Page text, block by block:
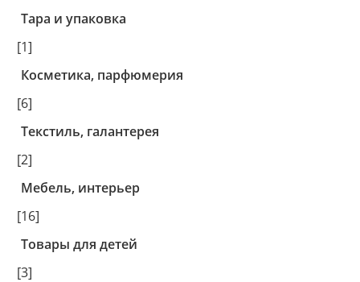
Тара и упаковка
[1]
Косметика, парфюмерия
[6]
Текстиль, галантерея
[2]
Мебель, интерьер
[16]
Товары для детей
[3]